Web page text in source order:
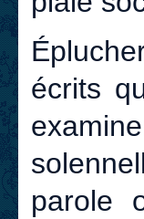
écrits
parole